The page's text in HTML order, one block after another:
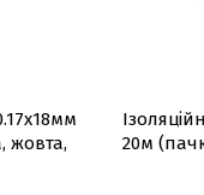
жовта,
20м